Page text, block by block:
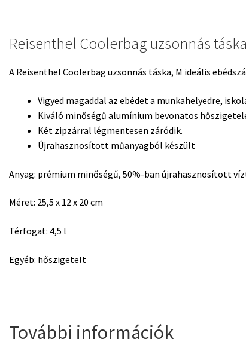
Reisenthel Coolerbag uzsonnás
A Reisenthel Coolerbag uzsonnás táska, M ideális
Vigyed magaddal az ebédet a munkahelyedre,
Kiváló minőségű alumínium bevonatos
Két zipzárral légmentesen záródik.
Újrahasznosított műanyagból készült
Anyag: prémium minőségű, 50%-ban újrahasznosított
Méret: 25,5 x 12 x 20 cm
Térfogat: 4,5 l
Egyéb: hőszigetelt
További információk